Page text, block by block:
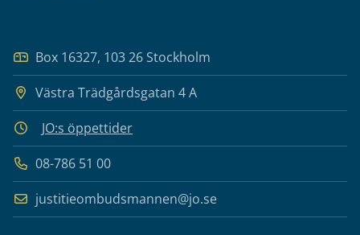
Box 16327, 103 26 Stockholm
Västra Trädgårdsgatan 4 A
JO:s öppettider
08-786 51 00
justitieombudsmannen@jo.se